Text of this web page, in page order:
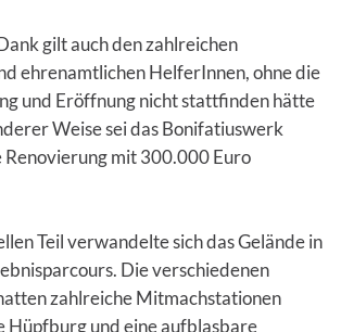
gilt auch den zahlreichen
ehrenamtlichen HelferInnen, ohne die
und Eröffnung nicht stattfinden hätte
Weise sei das Bonifatiuswerk
Renovierung mit 300.000 Euro
Teil verwandelte sich das Gelände in
Die verschiedenen
zahlreiche Mitmachstationen
Hüpfburg und eine aufblasbare